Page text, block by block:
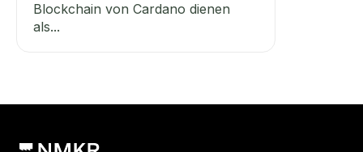
Blockchain von Cardano dienen
als...